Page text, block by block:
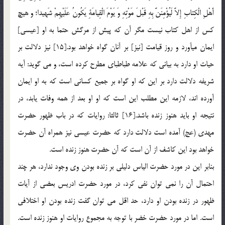
أَهْلِ الْكِتابِ إِلاَّ لَيُؤْمِنَنَّ بِهِ قَبْلَ مَوْتِهِ وَ يَوْمَ الْقِيامَةِ يَكُونُ عَلَيْهِمْ شَهيدا؛ و هيچ
كس از اهل كتاب نيست مگر آن كه پيش از مرگش حتما به او [عيسي‏]
ايمان مي‏آورد و روز قيامت [نيز] بر آنان گواه خواهد بود.[15] نیز دلالت بر
حیات او دارد به بیانی که علامه طباطبای مطرح کرده است، و می گوید: آیه
شریفه دلالت دارد بر این که او گواه بر جمیع کسانی است که به او ایمان
آورده اند، لازمه این مطلب این است که او او بعد از همه وفات یابد، در
نتیجه او باید هنوز زنده باشد.[16] ثالثا: روایات که در باب ظهور حضرت
مهدی (عج) آمده است دلالت دارد که حضرت عیسی نیز همراه آن حضرت
خواهد بود این کاشف از آن است که آن حضرت هنوز زنده است.
بنابر اين در مورد حضرت الیاس دلیلی بر زنده بودن وی وجود ندارد، هر چند
احتمال آن را نمی توان نفی کرد، در مورد حضرت ادریس بعضی از آیات
ظهور در زنده بودن او دارد، حد اقل می توان گفت زنده بودن او اختلافی
است. اما در مورد حضرت خضر با توجه به مجموع روایات او هنوز زنده است.